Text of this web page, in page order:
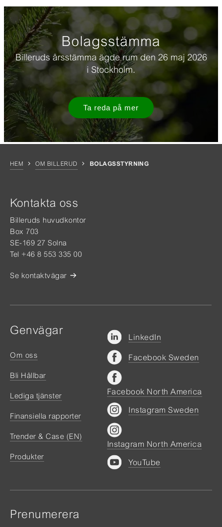
Bolagsstämma
Billeruds årsstämma ägde rum den 26 maj 2026
i Stockholm.
Ta reda på mer
HEM OM BILLERUD BOLAGSSTYRNING
Kontakta oss
Billeruds huvudkontor
Box 703
SE-169 27 Solna
Tel +46 8 553 335 00
Se kontaktvägar
Genvägar
Om oss
Bli Hållbar
Lediga tjänster
Finansiella rapporter
Trender & Case (EN)
Produkter
Prenumerera
LinkedIn
Facebook Sweden
Facebook North America
Instagram Sweden
Instagram North America
YouTube